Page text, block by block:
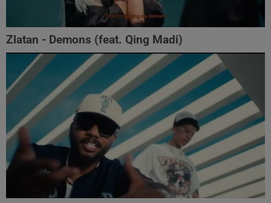
Zlatan - Demons (feat. Qing Madi)